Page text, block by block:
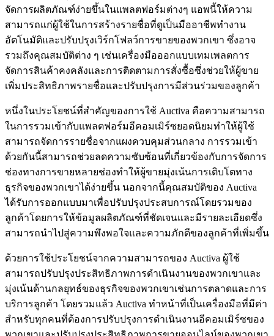
จัดการผลิตภัณฑ์ง่ายขึ้นในแพลตฟอร์มต่างๆ แอพนี้ให้ความ
สามารถแก่ผู้ใช้ในการสร้างรายชื่อที่ดูเป็นมืออาชีพทำงาน
อัตโนมัติและปรับปรุงเวิร์กโฟลว์การขายของพวกเขา ซึ่งอาจ
รวมถึงคุณสมบัติต่าง ๆ เช่นเครื่องมือออกแบบเทมเพลตการ
จัดการสินค้าคงคลังและการติดตามการสั่งซื้อซึ่งช่วยให้ผู้ขาย
เพิ่มประสิทธิภาพรายชื่อและปรับปรุงการมีส่วนร่วมของลูกค้า
หนึ่งในประโยชน์ที่สำคัญของการใช้ Auctiva คือความสามารถ
ในการรวมเข้ากับแพลตฟอร์มอีคอมเมิร์ซยอดนิยมทำให้ผู้ใช้
สามารถจัดการรายชื่อจากแผงควบคุมส่วนกลาง การรวมเข้า
ด้วยกันนี้สามารถช่วยลดความซับซ้อนที่เกี่ยวข้องกับการจัดการ
ช่องทางการขายหลายช่องทำให้ผู้ขายมุ่งเน้นการเติบโตทาง
ธุรกิจของพวกเขาได้ง่ายขึ้น นอกจากนี้คุณสมบัติของ Auctiva
ได้รับการออกแบบมาเพื่อปรับปรุงประสบการณ์โดยรวมของ
ลูกค้าโดยการให้ข้อมูลผลิตภัณฑ์ที่ชัดเจนและมีรายละเอียดซึ่ง
สามารถนำไปสู่ความพึงพอใจและความภักดีของลูกค้าที่เพิ่มขึ้น
ด้วยการใช้ประโยชน์จากความสามารถของ Auctiva ผู้ใช้
สามารถปรับปรุงประสิทธิภาพการดำเนินงานของพวกเขาและ
มุ่งเน้นด้านกลยุทธ์ของธุรกิจของพวกเขาเช่นการตลาดและการ
บริการลูกค้า โดยรวมแล้ว Auctiva ทำหน้าที่เป็นเครื่องมือที่มีค่า
สำหรับทุกคนที่ต้องการปรับปรุงการดำเนินงานอีคอมเมิร์ซของ